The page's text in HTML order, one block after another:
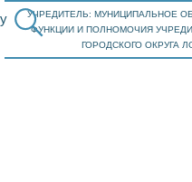
УЧРЕДИТЕЛЬ: МУНИЦИПАЛЬНОЕ
ФУНКЦИИ И ПОЛНОМОЧИЯ
ГОРОДСКОГО ОКРУГА